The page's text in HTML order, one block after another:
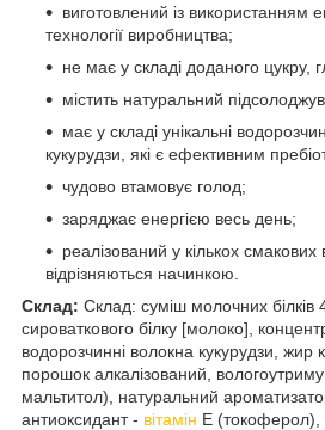
виготовлений із використанням
технології виробництва;
не має у складі доданого цукру,
містить натуральний
має у складі унікальні
кукурудзи, які є ефективним
чудово втамовує голод;
заряджає енергією весь день;
реалізований у кількох
відрізняються начинкою.
Склад: Склад: суміш молочних білків
сироваткового білку [молоко],
водорозчинні волокна кукурудзи, жир
порошок алкалізований,
мальтитол), натуральний
антиоксидант - вітамін E (токоферол),